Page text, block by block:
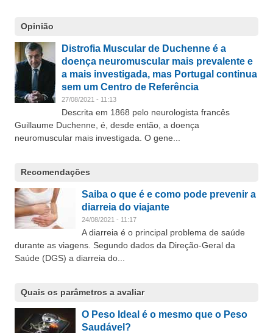
Opinião
Distrofia Muscular de Duchenne é a
doença neuromuscular mais prevalente e
a mais investigada, mas Portugal continua
sem um Centro de Referência
27/08/2021 - 11:13
Descrita em 1868 pelo neurologista francês
Guillaume Duchenne, é, desde então, a doença
neuromuscular mais investigada. O gene...
Recomendações
Saiba o que é e como pode prevenir a
diarreia do viajante
24/08/2021 - 11:17
A diarreia é o principal problema de saúde
durante as viagens. Segundo dados da Direção-Geral da
Saúde (DGS) a diarreia do...
Quais os parâmetros a avaliar
O Peso Ideal é o mesmo que o Peso
Saudável?